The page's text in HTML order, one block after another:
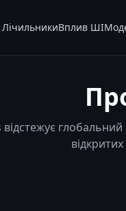
ЛічильникиВплив ШІ